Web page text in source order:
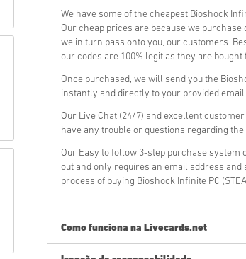
We have some of the cheapest Bioshock
Our cheap prices are because we
we in turn pass onto you, our customers.
our codes are 100% legit as they are
Once purchased, we will send you the
instantly and directly to your provided email
Our Live Chat (24/7) and excellent
have any trouble or questions regarding the
Our Easy to follow 3-step purchase
out and only requires an email address
process of buying Bioshock Infinite PC
Como funciona na Livecards.net